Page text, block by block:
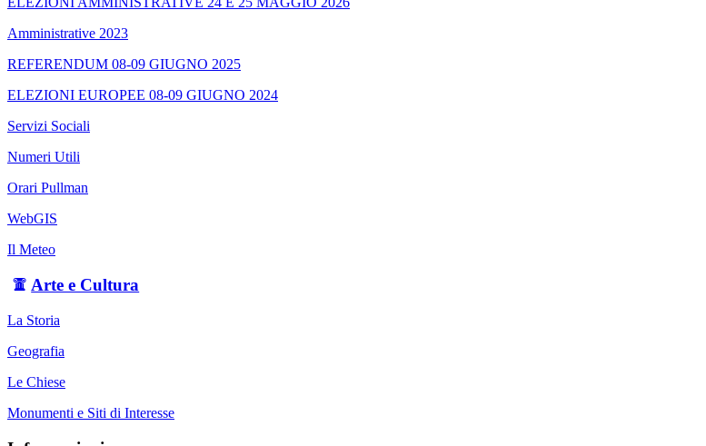
Amministrative 2023
REFERENDUM 08-09 GIUGNO 2025
ELEZIONI EUROPEE 08-09 GIUGNO 2024
Servizi Sociali
Numeri Utili
Orari Pullman
WebGIS
Il Meteo
Arte e Cultura
La Storia
Geografia
Le Chiese
Monumenti e Siti di Interesse